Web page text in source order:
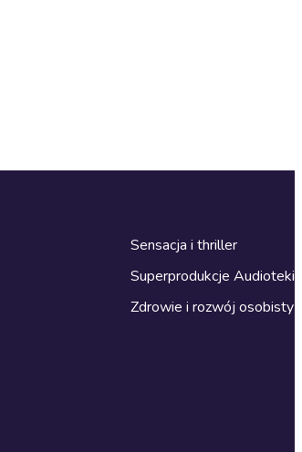
Sensacja i thriller
Superprodukcje Audioteki
Zdrowie i rozwój osobisty